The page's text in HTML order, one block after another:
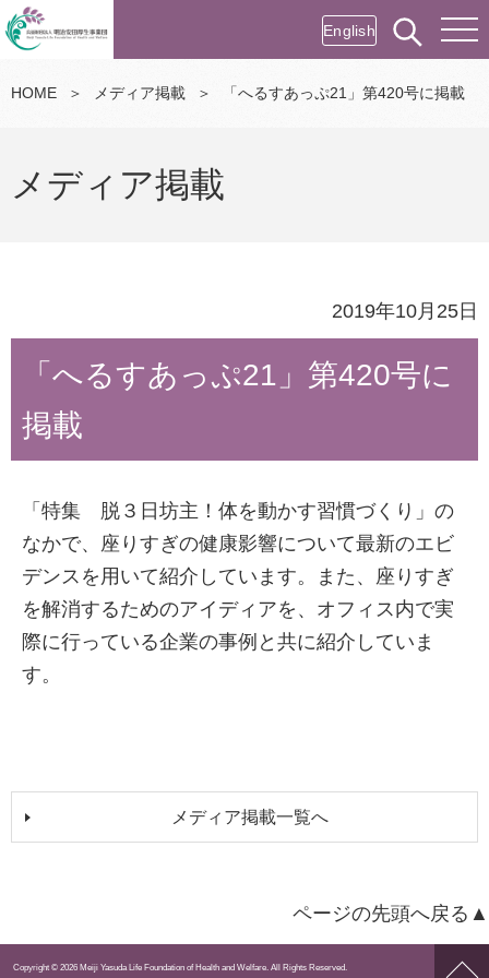
English
HOME ＞ メディア掲載 ＞ 「へるすあっぷ21」第420号に掲載
メディア掲載
2019年10月25日
「へるすあっぷ21」第420号に
掲載
「特集 脱３日坊主！体を動かす習慣づくり」の
なかで、座りすぎの健康影響について最新のエビ
デンスを用いて紹介しています。また、座りすぎ
を解消するためのアイディアを、オフィス内で実
際に行っている企業の事例と共に紹介していま
す。
メディア掲載一覧へ
ページの先頭へ戻る▲
ペー
Copyright © 2026 Meiji Yasuda Life Foundation of Health and Welfare. All Rights Reserved.